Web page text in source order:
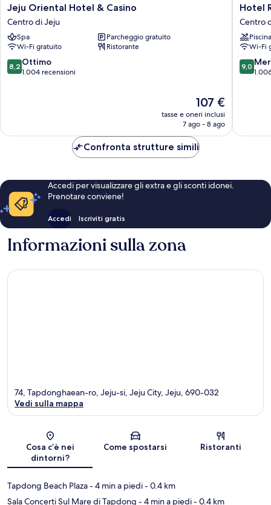
Jeju
Oriental
Hotel
&
Casino
Centro
di
Jeju Oriental Hotel & Casino
Centro di Jeju
Spa
Parcheggio gratuito
Wi-Fi gratuito
Ristorante
8.2
su
8,2 Ottimo
1.004 recensioni
Il
prezzo
attuale
107 €
107 €
tasse e oneri inclusi
7 ago - 8 ago
Hotel
Centro
di
Jeju
Hotel
Centro
Piscina
Wi-Fi
9.0
su
9,0
Confronta strutture simili
Accedi per visualizzare gli extra e gli sconti idonei.
Prenotare conviene!
Accedi Iscriviti gratis
Informazioni sulla zona
Mappa
74, Tapdonghaean-ro, Jeju-si, Jeju City, Jeju, 690-032
Vedi sulla mappa
Cosa c’è nei
dintorni?
Come spostarsi Ristoranti
Tapdong Beach Plaza- 4 min a piedi- 0.4 km
Sala Concerti Sul Mare di Tapdong - 4 min a piedi- 0.4 km